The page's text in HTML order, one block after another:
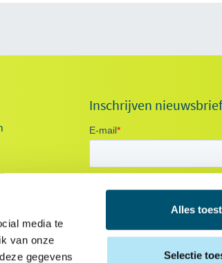
media te
van onze
gegevens
Alles
Selectie
Inschrijven nieuwsbrief